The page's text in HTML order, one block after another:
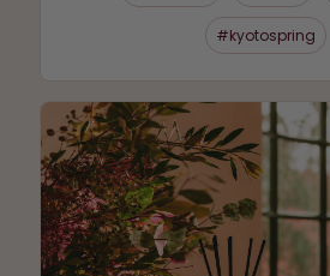
#kyotospring